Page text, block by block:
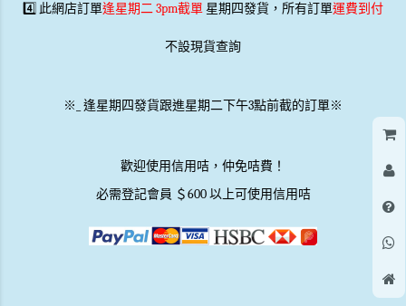
4️⃣ 此網店訂單逢星期二 3pm截單 星期四發貨，所有訂單運費到付
不設現貨查詢
※ 逢星期四發貨跟進星期二下午3點前截的訂單※
歡迎使用信用咭，仲免咭費！
必需登記會員 ＄600 以上可使用信用咭